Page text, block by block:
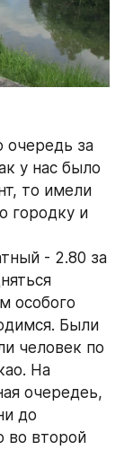
очередь за
у нас было
то имели
городку и
- 2.80 за
особого
Были
человек по
На
очередеь,
до
во второй